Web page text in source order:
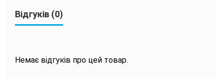
Відгуків (0)
Немає відгуків про цей товар.